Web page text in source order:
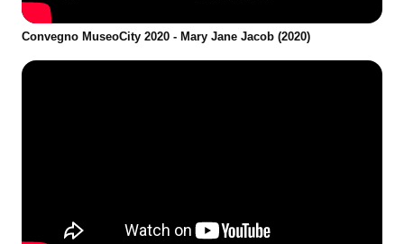
Convegno MuseoCity 2020 - Mary Jane Jacob (2020)